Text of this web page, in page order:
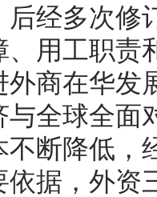
经多次修
用工职责
外商在华发
全球全面
不断降低，
据，外资